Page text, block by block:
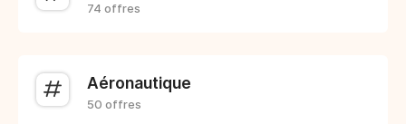
74 offres
Aéronautique
50 offres